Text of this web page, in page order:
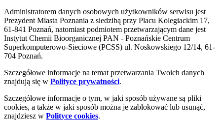
Administratorem danych osobowych użytkowników serwisu jest
Prezydent Miasta Poznania z siedzibą przy Placu Kolegiackim 17,
61-841 Poznań, natomiast podmiotem przetwarzającym dane jest
Instytut Chemii Bioorganicznej PAN - Poznańskie Centrum
Superkomputerowo-Sieciowe (PCSS) ul. Noskowskiego 12/14, 61-
704 Poznań.
Szczegółowe informacje na temat przetwarzania Twoich danych
znajdują się w Polityce prywatności.
Szczegółowe informacje o tym, w jaki sposób używane są pliki
cookies, a także w jaki sposób można je zablokować lub usunąć,
znajdziesz w Polityce cookies.